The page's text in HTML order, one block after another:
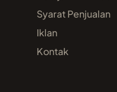
Syarat Penjualan
Iklan
Kontak